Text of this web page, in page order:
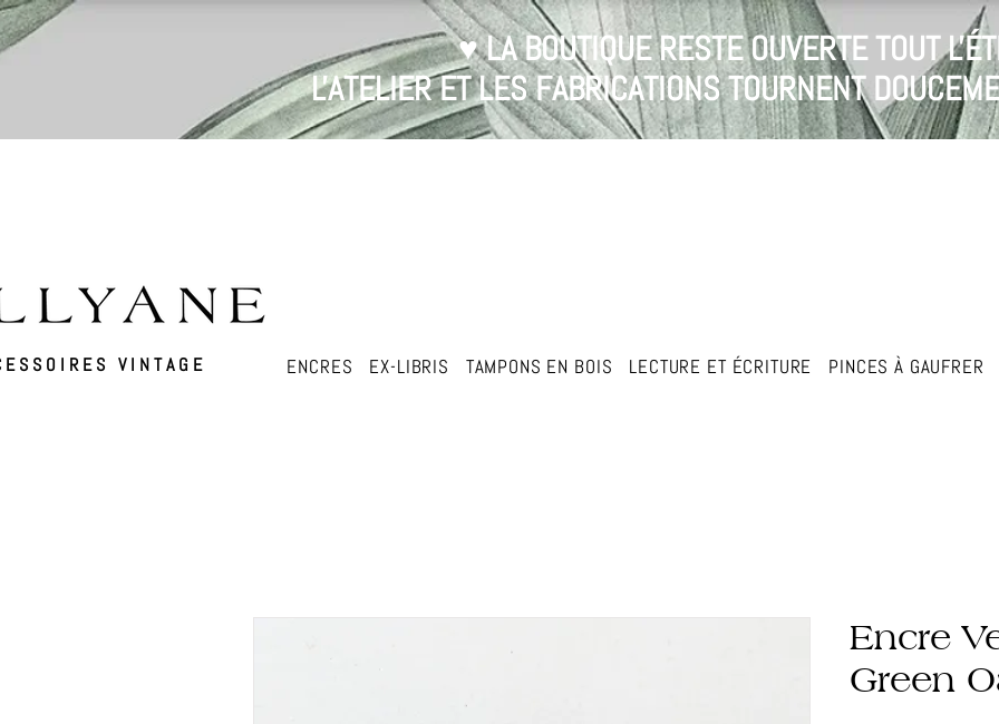
♥ LA BOUTIQUE RESTE OUVERTE TOUT
L'ATELIER ET LES FABRICATIONS TOURNENT
VINTAGE ENCRES EX-LIBRIS TAMPONS EN BOIS LECTURE ET ÉCRITURE PINCES À GAUFRER
Encre
Green